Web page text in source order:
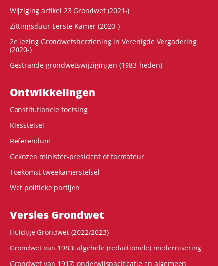
Wijziging artikel 23 Grondwet (2021-)
Zittingsduur Eerste Kamer (2020-)
2e lezing Grondwetsherziening in Verenigde Vergadering
(2020-)
Gestrande grondwetswijzigingen (1983-heden)
Ontwikke­lingen
Constitutionele toetsing
Kiesstelsel
Referendum
Gekozen minister-president of formateur
Toekomst tweekamerstelsel
Wet politieke partijen
Versies Grondwet
Huidige Grondwet (2022/2023)
Grondwet van 1983: algehele (redactionele) modernisering
Grondwet van 1917: onderwijspacificatie en algemeen